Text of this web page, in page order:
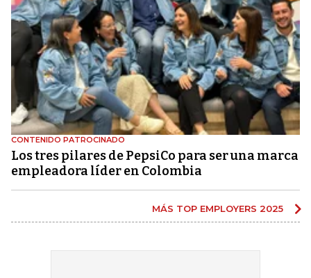
CONTENIDO PATROCINADO
Los tres pilares de PepsiCo para ser una marca
empleadora líder en Colombia
MÁS TOP EMPLOYERS 2025